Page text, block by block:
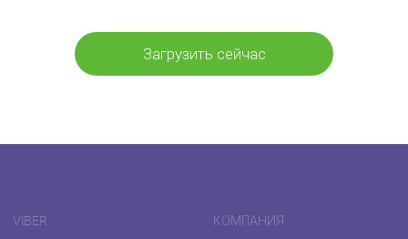
Загрузить сейчас
VIBER КОМПАНИЯ